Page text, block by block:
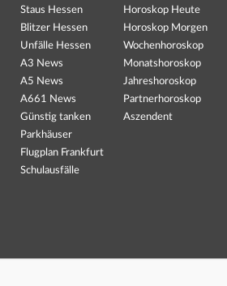
Staus Hessen
Blitzer Hessen
Unfälle Hessen
A3 News
A5 News
A661 News
Günstig tanken
Parkhäuser
Flugplan Frankfurt
Schulausfälle
Horoskop Heute
Horoskop Morgen
Wochenhoroskop
Monatshoroskop
Jahreshoroskop
Partnerhoroskop
Aszendent